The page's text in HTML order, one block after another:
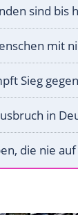
sind bis
mit
Sieg
in
die nie